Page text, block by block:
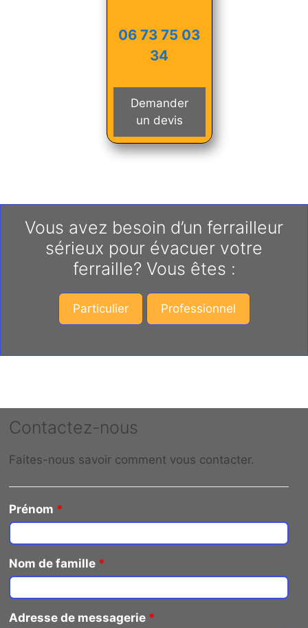
06 73 75 03
34
Demander
un devis
Vous avez besoin d’un ferrailleur
sérieux pour évacuer votre
ferraille? Vous êtes :
Particulier Professionnel
Contactez-nous
Faites-nous savoir comment vous contacter.
Prénom *
Nom de famille *
Adresse de messagerie *